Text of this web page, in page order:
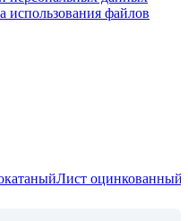
использования файлов
Лист оцинкованный